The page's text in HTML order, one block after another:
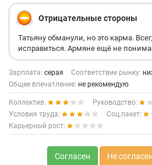
Отрицательные стороны
Татьяну обманули, но это карма.
исправиться. Армяне ещё не
Зарплата: серая Соответствие рынку:
Общее впечатление: не рекомендую
Коллектив:
Руководство:
Условия труда:
Соц.пакет:
Карьерный рост:
Согласен Не согласен